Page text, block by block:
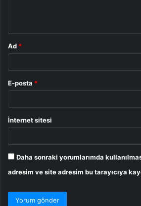
Ad *
E-posta *
İnternet sitesi
Daha sonraki yorumlarımda
adresim ve site adresim bu tarayıcıya